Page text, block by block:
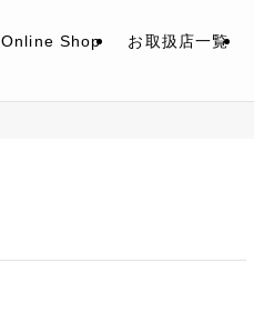
Online Shop お取扱店一覧